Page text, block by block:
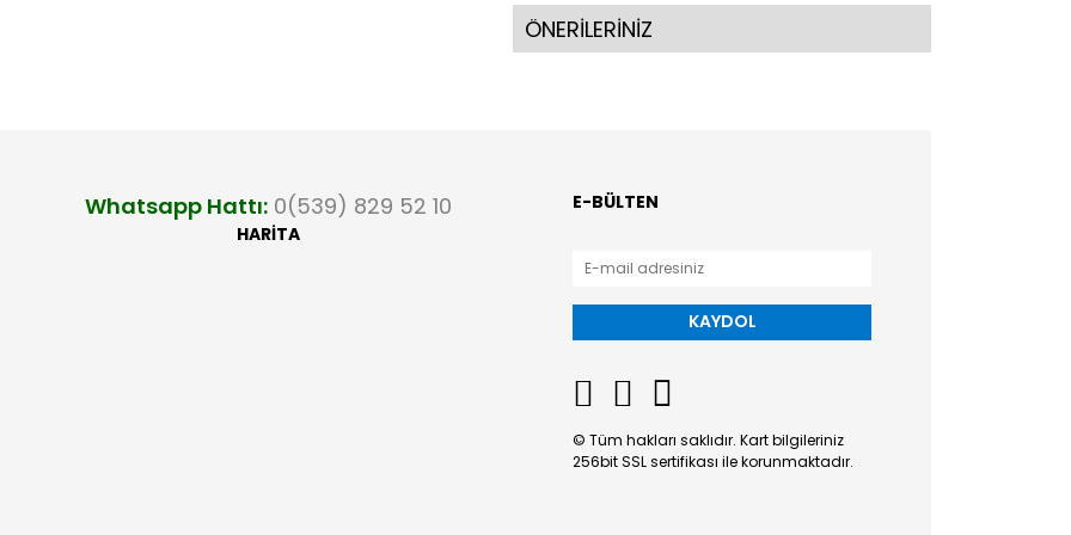
ÖNERİLERİNİZ
Whatsapp Hattı: 0(539) 829 52 10
HARİTA
E-BÜLTEN
KAYDOL
© Tüm hakları saklıdır. Kart bilgileriniz
256bit SSL sertifikası ile korunmaktadır.